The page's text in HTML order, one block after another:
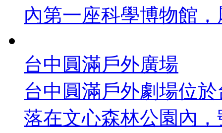
內第一座科學博物館
台中圓滿戶外廣場
台中圓滿戶外劇場位
落在文心森林公園內